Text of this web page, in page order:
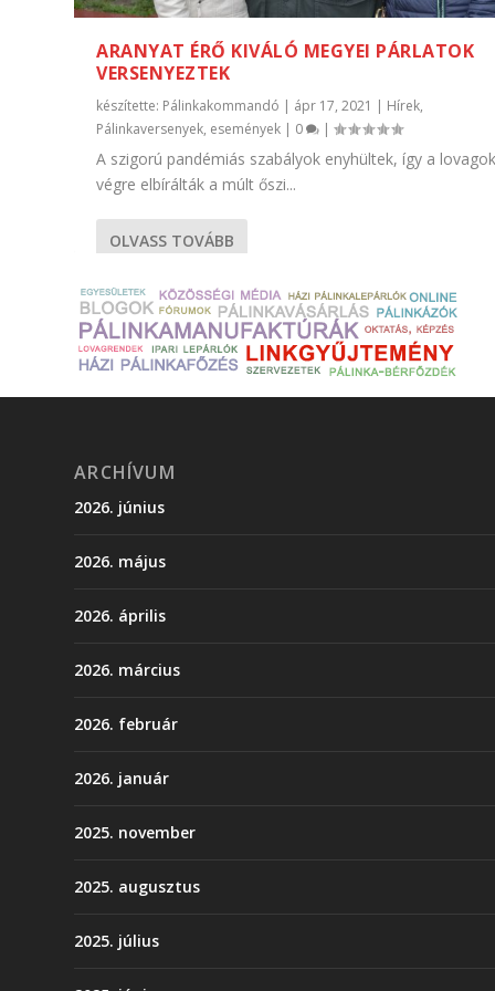
ARANYAT ÉRŐ KIVÁLÓ MEGYEI PÁRLATOK
VERSENYEZTEK
készítette: Pálinkakommandó | ápr 17, 2021 | Hírek,
Pálinkaversenyek, események | 0 |
A szigorú pandémiás szabályok enyhültek, így a
végre elbírálták a múlt őszi...
OLVASS TOVÁBB
ARCHÍVUM
2026. június
2026. május
2026. április
2026. március
2026. február
2026. január
2025. november
2025. augusztus
2025. július